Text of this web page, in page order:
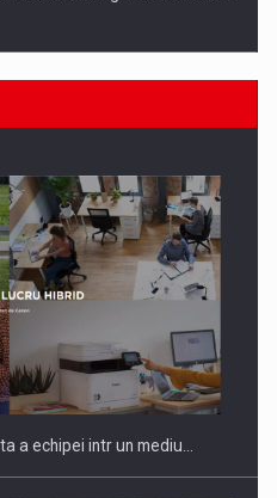
nu se supun noilor
a echipei intr un mediu…